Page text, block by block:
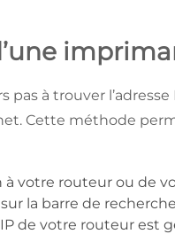
pas à trouver
Cette méthode
votre routeur ou de
la barre de
de votre routeur est